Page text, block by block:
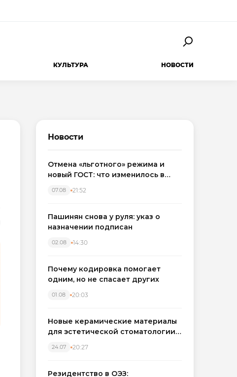
КУЛЬТУРА НОВОСТИ
Новости
Отмена «льготного» режима и
новый ГОСТ: что изменилось в
07.08 21:52
Пашинян снова у руля: указ о
назначении подписан
02.08 14:30
Почему кодировка помогает
одним, но не спасает других
01.08 20:03
Новые керамические материалы
для эстетической стоматологии
24.07 20:27
Резидентство в ОЭЗ: